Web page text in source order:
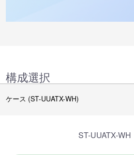
構成選択
ケース (ST-UUATX-WH)
ST-UUATX-WH